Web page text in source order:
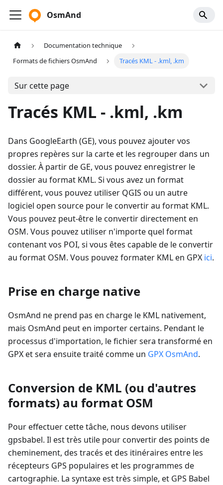
OsmAnd
Documentation technique
Formats de fichiers OsmAnd
Tracés KML - .kml, .km
Sur cette page
Tracés KML - .kml, .km
Dans GoogleEarth (GE), vous pouvez ajouter vos
propres repères sur la carte et les regrouper dans un
dossier. À partir de GE, vous pouvez enregistrer le
dossier au format KML. Si vous avez un format
différent, vous pouvez utiliser QGIS ou un autre
logiciel open source pour le convertir au format KML.
Vous pouvez peut-être le convertir directement en
OSM. Vous pouvez utiliser n'importe quel format
contenant vos POI, si vous êtes capable de le convertir
au format OSM. Vous pouvez formater KML en GPX ici.
Prise en charge native
OsmAnd ne prend pas en charge le KML nativement,
mais OsmAnd peut en importer certains. Pendant le
processus d'importation, le fichier sera transformé en
GPX et sera ensuite traité comme un GPX OsmAnd.
Conversion de KML (ou d'autres
formats) au format OSM
Pour effectuer cette tâche, nous devons utiliser
gpsbabel. Il est très utile pour convertir des points de
cheminement, des tracés et des itinéraires entre les
récepteurs GPS populaires et les programmes de
cartographie. La syntaxe est très simple, et GPS Babel